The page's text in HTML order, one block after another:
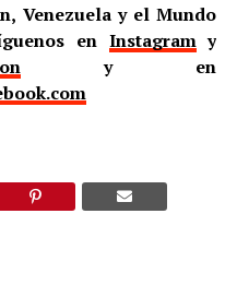
Venezuela y el Mundo
en Instagramy
y en